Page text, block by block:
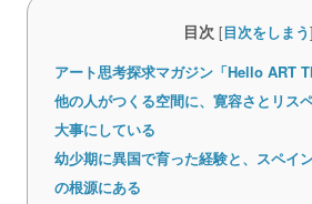
目次 [目次をしまう]
アート思考探求マガジン「Hello ART
他の人がつくる空間に、寛容さとリス
大事にしている
幼少期に異国で育った経験と、スペイ
の根源にある